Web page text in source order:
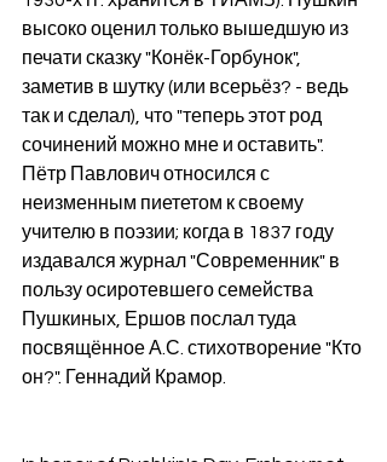
высоко оценил только вышедшую из
печати сказку "Конёк-Горбунок",
заметив в шутку (или всерьёз? - ведь
так и сделал), что "теперь этот род
сочинений можно мне и оставить".
Пётр Павлович относился с
неизменным пиететом к своему
учителю в поэзии; когда в 1837 году
издавался журнал "Современник" в
пользу осиротевшего семейства
Пушкиных, Ершов послал туда
посвящённое А.С. стихотворение "Кто
он?". Геннадий Крамор.